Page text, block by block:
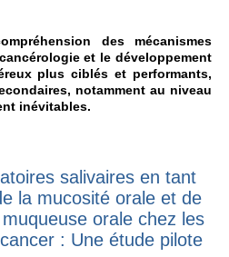
des mécanismes
et le développement
plus ciblés et performants,
notamment au niveau
inévitables.
salivaires en tant
la mucosité orale et de
orale chez les
: Une étude pilote